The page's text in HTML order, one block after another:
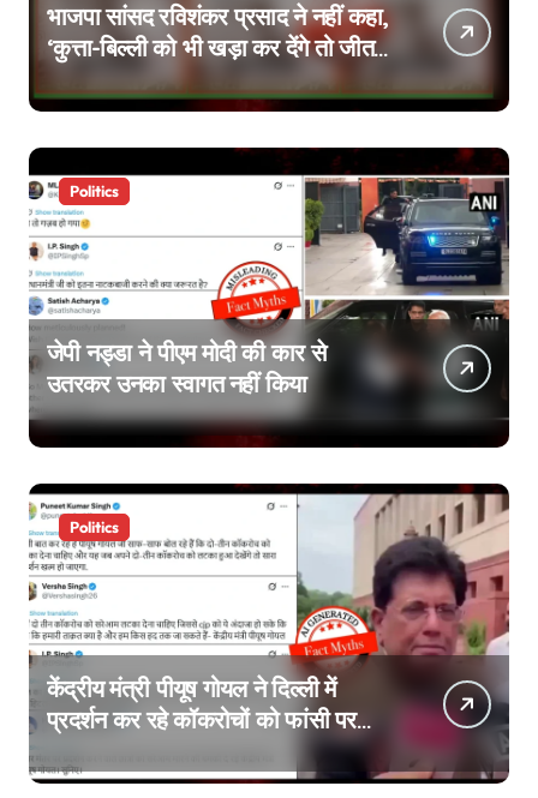
भाजपा सांसद रविशंकर प्रसाद ने नहीं कहा,
‘कुत्ता-बिल्ली को भी खड़ा कर देंगे तो जीत
जाएंगे’, वायरल वीडियो एडिटेड है
Politics
जेपी नड्डा ने पीएम मोदी की कार से
उतरकर उनका स्वागत नहीं किया
Politics
केंद्रीय मंत्री पीयूष गोयल ने दिल्ली में
प्रदर्शन कर रहे कॉकरोचों को फांसी पर
लटकाने की बात नहीं की, वायरल वीडियो
AI जेनरेटेड है